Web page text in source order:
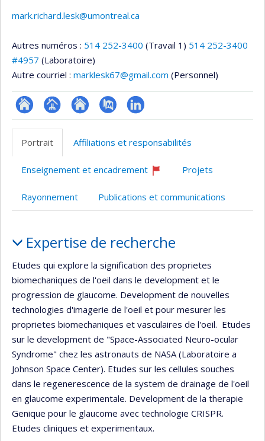
mark.richard.lesk@umontreal.ca
Autres numéros : 514 252-3400 (Travail 1) 514 252-3400
#4957 (Laboratoire)
Autre courriel : marklesk67@gmail.com (Personnel)
ResearchGate
Page
professionnelle
(faculté,département,école)
Site
web
l’unité
recherche
PubMedLinkedIn
Portrait
Affiliations et responsabilités
Enseignement et encadrement
professeur
Projets
Rayonnement Publications et communications
Expertise de recherche
Etudes qui explore la signification des proprietes
biomechaniques de l'oeil dans le development et le
progression de glaucome. Development de nouvelles
technologies d'imagerie de l'oeil et pour mesurer les
proprietes biomechaniques et vasculaires de l'oeil. Etudes
sur le development de "Space-Associated Neuro-ocular
Syndrome" chez les astronauts de NASA (Laboratoire a
Johnson Space Center). Etudes sur les cellules souches
dans le regenerescence de la system de drainage de l'oeil
en glaucome experimentale. Development de la therapie
Genique pour le glaucome avec technologie CRISPR.
Etudes cliniques et experimentaux.